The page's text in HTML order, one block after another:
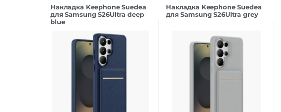
Накладка Keephone Suedea
для Samsung S26Ultra deep
blue
Накладка Keephone Suedea
для Samsung S26Ultra grey